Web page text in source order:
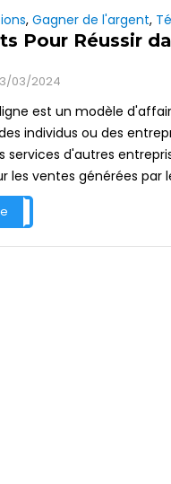
,Gagner de l'argent,
Pour Réussir
03/2024
est un modèle
individus ou des
services d'autres
les ventes générées par